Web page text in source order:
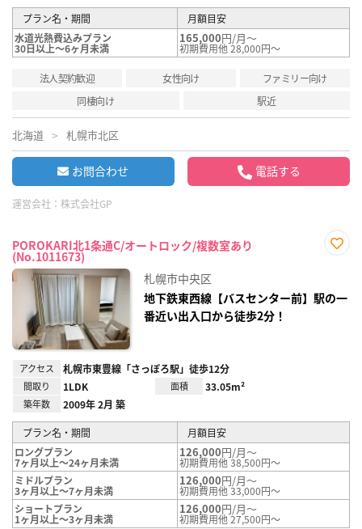
プラン名・期間
月額目安
水道光熱費込みプラン
30日以上～6ヶ月未満
165,000円/月～
初期費用他 28,000円～
法人契約歓迎 女性向け
ファミリー向け
同棲向け
駅近
北海道 札幌市北区
お問合わせ 電話する
運営会社： 株式会社GP
POROKARI北1条通C/オートロック/複数室あり
(No.1011673)
録
札幌市中央区
地下鉄東西線【バスセンター前】駅の一
番近い出入口から徒歩2分！
アクセス 札幌市東豊線「さっぽろ駅」徒歩12分
間取り 1LDK 面積 33.05m²
築年数 2009年 2月 築
プラン名・期間
月額目安
ロングプラン
7ヶ月以上～24ヶ月未満
126,000円/月～
初期費用他 38,500円～
ミドルプラン
3ヶ月以上～7ヶ月未満
126,000円/月～
初期費用他 33,000円～
ショートプラン
1ヶ月以上～3ヶ月未満
126,000円/月～
初期費用他 27,500円～